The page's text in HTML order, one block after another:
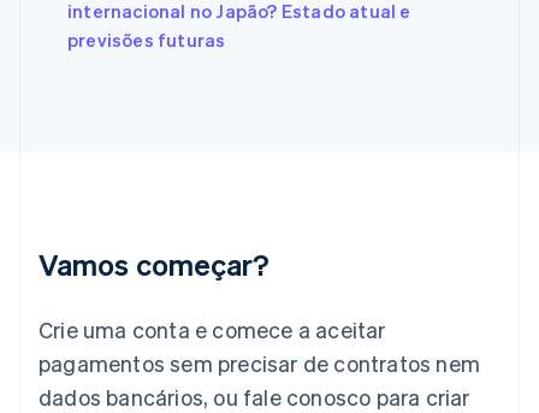
internacional no Japão? Estado atual e
previsões futuras
Vamos começar?
Crie uma conta e comece a aceitar
pagamentos sem precisar de contratos nem
dados bancários, ou fale conosco para criar
Gibraltar
English
Italiano English
日本語English
Letônia